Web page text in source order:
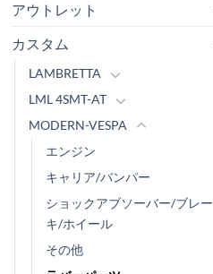
アウトレット
カスタム
LAMBRETTA
LML 4SMT-AT
MODERN-VESPA
エンジン
キャリア/バンパー
ショックアブソーバー/ブレー
キ/ホイール
その他